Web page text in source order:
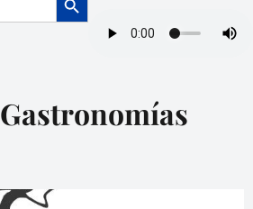
Gastronomías